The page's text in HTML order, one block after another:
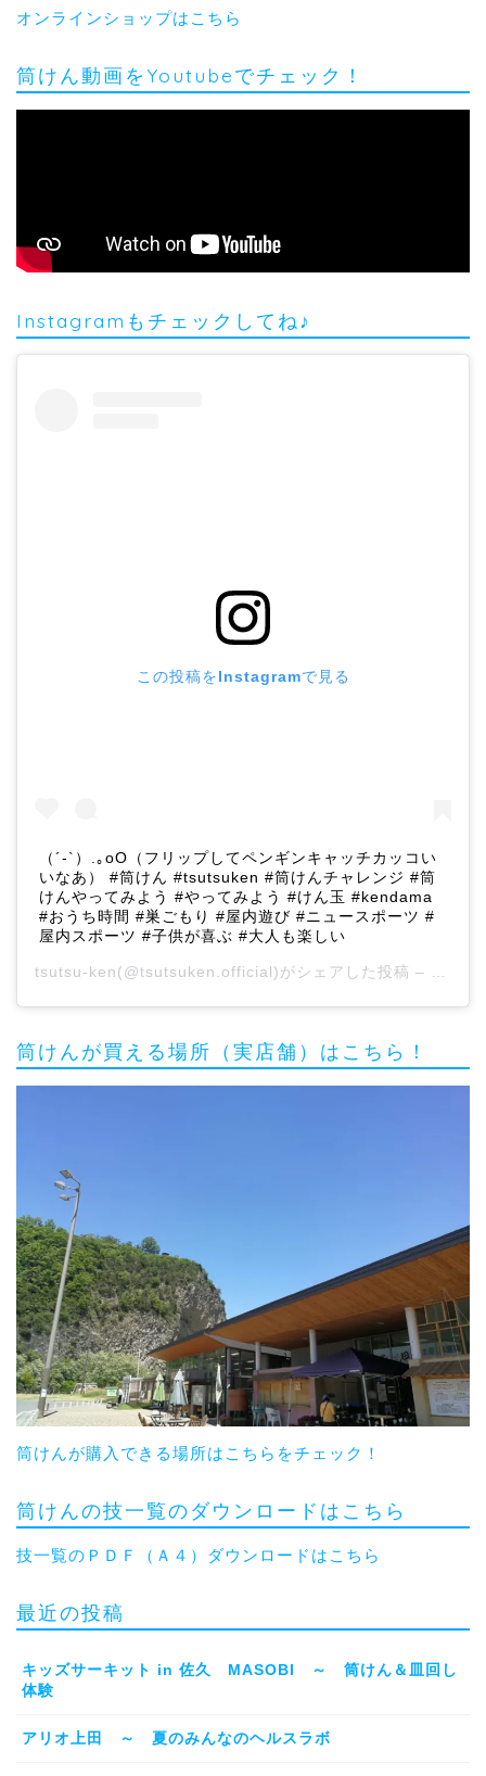
オンラインショップはこちら
筒けん動画をYoutubeでチェック！
Instagramもチェックしてね♪
この投稿をInstagramで見る
（´-`）.｡oO（フリップしてペンギンキャッチカッコい
いなあ） #筒けん #tsutsuken #筒けんチャレンジ #筒
けんやってみよう #やってみよう #けん玉 #kendama
#おうち時間 #巣ごもり #屋内遊び #ニュースポーツ #
屋内スポーツ #子供が喜ぶ #大人も楽しい
tsutsu-ken(@tsutsuken.official)がシェアした投稿 –
筒けんが買える場所（実店舗）はこちら！
筒けんが購入できる場所はこちらをチェック！
筒けんの技一覧のダウンロードはこちら
技一覧のＰＤＦ（Ａ４）ダウンロードはこちら
最近の投稿
キッズサーキット in 佐久 MASOBI ～ 筒けん＆皿回し
体験
アリオ上田 ～ 夏のみんなのヘルスラボ